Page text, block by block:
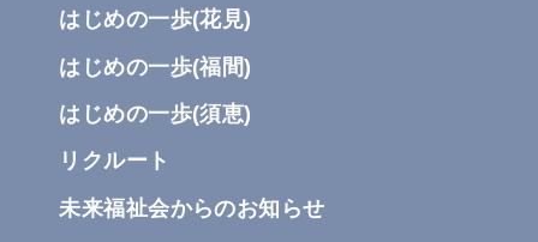
はじめの一歩(花⾒)
はじめの一歩(福間)
はじめの一歩(須恵)
リクルート
未来福祉会からのお知らせ